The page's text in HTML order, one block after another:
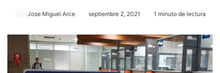
Jose Miguel Arce septiembre 2, 2021 1 minuto de lectura